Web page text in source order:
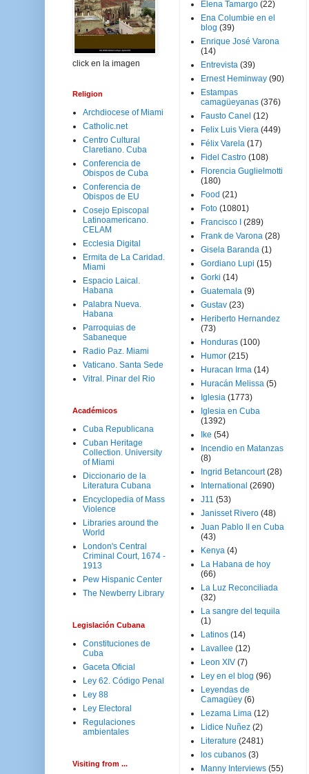
click en la imagen
Religion
Archdiocese of Miami
Catholic.net
Centro Cultural
Claretiano. Cuba
Conferencia de
Obispos de Cuba
Conferencia de
Obispos de EU
Cosejo Episcopal
Latinoamericano.
CELAM
Ecclesia Digital
Ermita de La Caridad.
Miami
Espacio Laical.
Habana
Palabra Nueva.
Habana
Parroquias de
Sabaneque
Radio Paz. Miami
Vaticano. Santa Sede
Vitral. Pinar del Rio
Académicos
Cuba Republicana
Cuban Heritage
Collection. University
of Miami
Diccionario de la
Literatura Cubana
Encyclopedia of Mass
Violence
Libraries around the
World
London's Central
Criminal Court, 1674 -
1913
Pew Hispanic Center
The Newberry Library
Legislación Cubana
Constituciones de
Cuba
Gaceta Oficial
Ley 62. Código Penal
Ley 88
Ley Electoral
Regulaciones
ambientales
Visiting from ...
Elena Tamargo (22)
Ena Columbie en el
blog (39)
Enrique José Varona
(14)
Entrevista (39)
Ernest Heminway (90)
Estampas
camagüeyanas (376)
Fausto Canel (12)
Felix Luis Viera (449)
Félix Varela (17)
Fidel Castro (108)
Florencia Guglielmotti
(180)
Food (21)
Foto (10801)
Francisco I
(289)
Frank de Varona (28)
Gisela Baranda (1)
Gordiano Lupi (15)
Gorki (14)
Guatemala (9)
Gustav (23)
Heriberto Hernandez
(73)
Honduras (100)
Humor (215)
Huracan Irma (14)
Huracán Melissa (5)
Iglesia (1773)
Iglesia en Cuba
(1392)
Ike (54)
Incendio en Matanzas
(8)
Ingrid Betancourt (28)
International (2690)
J11 (53)
Janisset Rivero (48)
Juan Pablo II en Cuba
(43)
Kenya (4)
La Habana de hoy
(66)
La Luz Reconciliada
(32)
La sangre del tequila
(1)
Latinos (14)
Lavallee (12)
Leon XIV (7)
Ley en el blog (96)
Leyendas de
Camagüey (6)
Lezama Lima (12)
Lidice Nuñez (2)
Literature (2481)
los cubanos (3)
Manny Interviews (55)